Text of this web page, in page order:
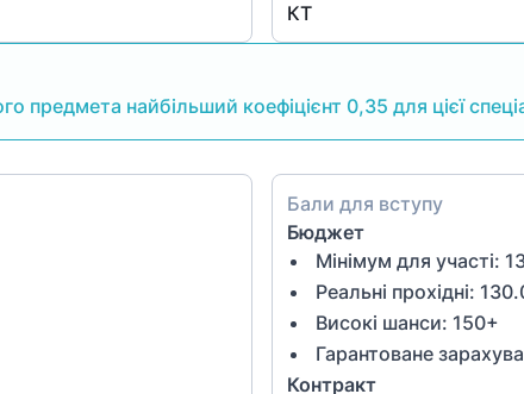
КТ
предмета найбільший коефіцієнт 0,35 для цієї
Бали для вступу
Бюджет
Мінімум для участі:
Реальні прохідні:
Високі шанси: 150+
Гарантоване
Контракт